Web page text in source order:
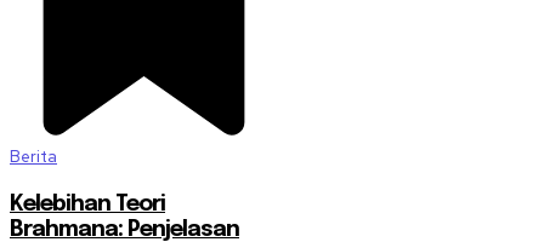
Berita
Kelebihan Teori
Brahmana: Penjelasan